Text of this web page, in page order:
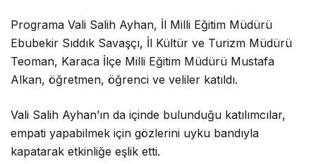
Programa Vali Salih Ayhan, İl Milli Eğitim Müdürü
Ebubekir Sıddık Savaşçı, İl Kültür ve Turizm Müdürü
Teoman, Karaca İlçe Milli Eğitim Müdürü Mustafa
Alkan, öğretmen, öğrenci ve veliler katıldı.
Vali Salih Ayhan’ın da içinde bulunduğu katılımcılar,
empati yapabilmek için gözlerini uyku bandıyla
kapatarak etkinliğe eşlik etti.